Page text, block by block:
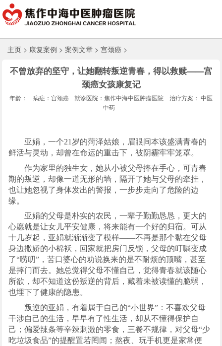
主页 > 康复案例 > 案例文章 > 宫颈癌 >
不曾放弃的坚守，让她翻转叛逆青春，得以救赎——宫
颈癌女孩康复记
年龄： 病症：宫颈癌 就诊医院：焦作中海中医肿瘤医院
治疗方案： 中医
中药
亚娟，一个21岁的菏泽姑娘，眉眼间本该盛满青春的
鲜活与灵动，却曾在命运的重击下，被阴霾牢牢笼罩。
作为家里的独生女，她从小被父母捧在手心，可青春
期的叛逆，却像一道无形的墙，隔开了她与父母的牵挂，
也让她忽视了身体发出的警报，一步步走向了危险的边
缘。
亚娟的父母是朴实的农民，一辈子勤勤恳恳，更大的
心愿就是让女儿平安健康，将来能有一个好的归宿。可从
十几岁起，亚娟就渐渐变了模样——不再是那个黏在父母
身边撒娇的小棉袄，回家就把房门反锁，父母的叮嘱变成
了“唠叨”，苦口婆心的劝说换来的是不耐烦的顶嘴，甚至
是摔门而去。她总觉得父母不懂自己，觉得青春就该随心
所欲，却不知道这份叛逆的背后，藏着未被读懂的脆弱，
也埋下了健康的隐患。
叛逆的亚娟，有着属于自己的“小世界”：不喜欢父母
干涉自己的生活，早早有了性生活，却从不懂得保护自
己；偏爱辣条等辛辣刺激的零食，三餐不规律，对父母“少
吃垃圾食品”的提醒置若罔闻；熬夜、玩手机更是家常便